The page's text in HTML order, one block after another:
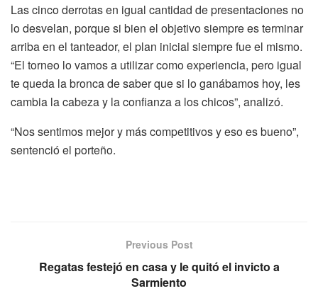
Las cinco derrotas en igual cantidad de presentaciones no
lo desvelan, porque si bien el objetivo siempre es terminar
arriba en el tanteador, el plan inicial siempre fue el mismo.
“El torneo lo vamos a utilizar como experiencia, pero igual
te queda la bronca de saber que si lo ganábamos hoy, les
cambia la cabeza y la confianza a los chicos”, analizó.
“Nos sentimos mejor y más competitivos y eso es bueno”,
sentenció el porteño.
Previous Post
Regatas festejó en casa y le quitó el invicto a
Sarmiento